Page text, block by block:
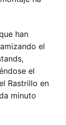
han
el
el
Rastrillo en
minuto